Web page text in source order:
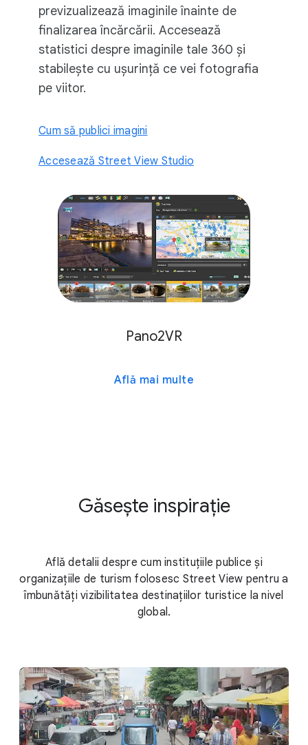
previzualizează imaginile înainte de
finalizarea încărcării. Accesează
statistici despre imaginile tale 360 și
stabilește cu ușurință ce vei fotografia
pe viitor.
Cum să publici imagini
Accesează Street View Studio
Pano2VR
Află mai multe
Găsește inspirație
Află detalii despre cum instituțiile publice și
organizațiile de turism folosesc Street View pentru a
îmbunătăți vizibilitatea destinațiilor turistice la nivel
global.